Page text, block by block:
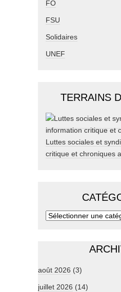
FO
FSU
Solidaires
UNEF
TERRAINS
Luttes sociales et
critique et chroniques
août 2026 (3)
juillet 2026 (14)